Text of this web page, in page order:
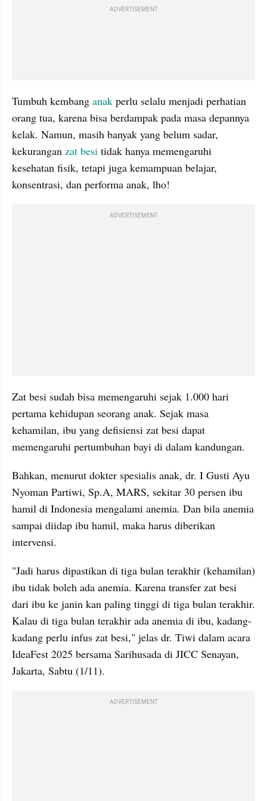
ADVERTISEMENT
Tumbuh kembang anak perlu selalu menjadi perhatian
orang tua, karena bisa berdampak pada masa depannya
kelak. Namun, masih banyak yang belum sadar,
kekurangan zat besi tidak hanya memengaruhi
kesehatan fisik, tetapi juga kemampuan belajar,
konsentrasi, dan performa anak, lho!
ADVERTISEMENT
Zat besi sudah bisa memengaruhi sejak 1.000 hari
pertama kehidupan seorang anak. Sejak masa
kehamilan, ibu yang defisiensi zat besi dapat
memengaruhi pertumbuhan bayi di dalam kandungan.
Bahkan, menurut dokter spesialis anak, dr. I Gusti Ayu
Nyoman Partiwi, Sp.A, MARS, sekitar 30 persen ibu
hamil di Indonesia mengalami anemia. Dan bila anemia
sampai diidap ibu hamil, maka harus diberikan
intervensi.
"Jadi harus dipastikan di tiga bulan terakhir (kehamilan)
ibu tidak boleh ada anemia. Karena transfer zat besi
dari ibu ke janin kan paling tinggi di tiga bulan terakhir.
Kalau di tiga bulan terakhir ada anemia di ibu, kadang-
kadang perlu infus zat besi," jelas dr. Tiwi dalam acara
IdeaFest 2025 bersama Sarihusada di JICC Senayan,
Jakarta, Sabtu (1/11).
ADVERTISEMENT